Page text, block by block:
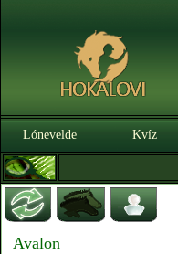
Lónevelde Kvíz
Avalon